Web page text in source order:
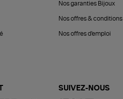
Nos garanties Bijoux
Nos offres & conditions
Nos offres d'emploi
SUIVEZ-NOUS